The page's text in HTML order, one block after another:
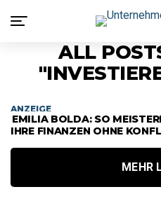
ALL
ANZEIGE
EMILIA BOLDA: SO
IHRE FINANZEN OHNE
MEHR